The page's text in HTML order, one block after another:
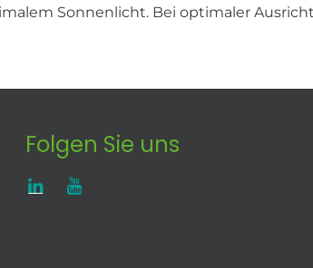
Sonnenlicht. Bei optimaler
Folgen Sie uns